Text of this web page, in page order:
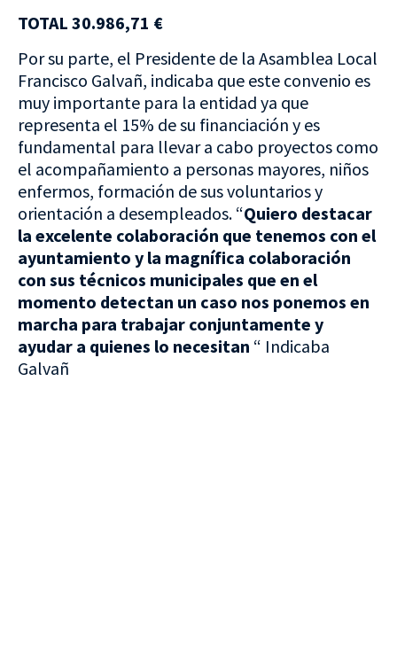
TOTAL 30.986,71 €
Por su parte, el Presidente de la Asamblea Local
Francisco Galvañ, indicaba que este convenio es
muy importante para la entidad ya que
representa el 15% de su financiación y es
fundamental para llevar a cabo proyectos como
el acompañamiento a personas mayores, niños
enfermos, formación de sus voluntarios y
orientación a desempleados. “Quiero destacar
la excelente colaboración que tenemos con el
ayuntamiento y la magnífica colaboración
con sus técnicos municipales que en el
momento detectan un caso nos ponemos en
marcha para trabajar conjuntamente y
ayudar a quienes lo necesitan “ Indicaba
Galvañ